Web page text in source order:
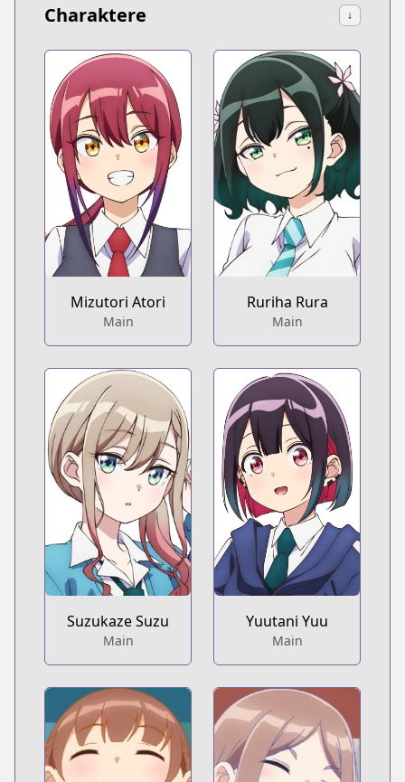
Charaktere ↓
Mizutori Atori
Main
Ruriha Rura
Main
Suzukaze Suzu
Main
Yuutani Yuu
Main